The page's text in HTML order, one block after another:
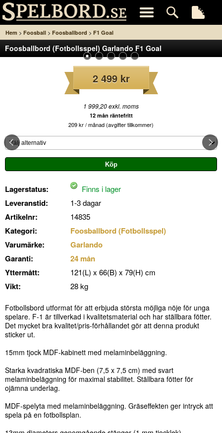
Hem > Foosball > Foosballbord > F1 Goal
Foosballbord (Fotbollsspel) Garlando F1 Goal
2 499 kr
1 999,20 exkl. moms
12 mån räntefritt
209 kr / månad (avgifter tillkommer)
Lagerstatus: Finns i lager
Leveranstid: 1-3 dagar
Artikelnr: 14835
Kategori:
Foosballbord (Fotbollsspel)
Varumärke:
Garlando
Garanti:
24 mån
Yttermått:
121(L) x 66(B) x 79(H) cm
Vikt: 28 kg
Fotbollsbord utformat för att erbjuda största möjliga nöje för unga
spelare. F-1 är tillverkad i kvalitetsmaterial och har ställbara fötter.
Det mycket bra kvalitet/pris-förhållandet gör att denna produkt
sticker ut.
15mm tjock MDF-kabinett med melaminbeläggning.
Starka kvadratiska MDF-ben (7,5 x 7,5 cm) med svart
melaminbeläggning för maximal stabilitet. Ställbara fötter för
ojämna underlag.
MDF-spelyta med melaminbeläggning. Gräseffekten ger intryck att
spela på en fotbollsplan.